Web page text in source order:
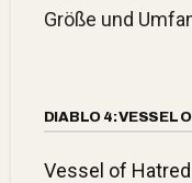
Größe und
DIABLO 4: VESSEL
Vessel of Hatred